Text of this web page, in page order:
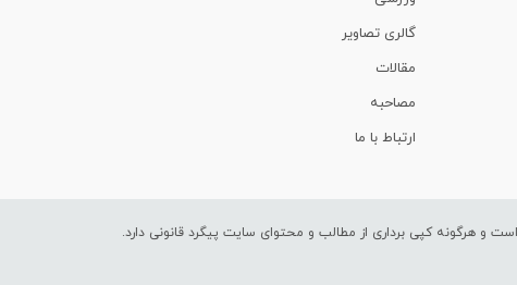
گالری تصاویر
مقالات
مصاحبه
ارتباط با ما
و هرگونه کپی برداری از مطالب و محتوای سایت پیگرد قانونی دارد.